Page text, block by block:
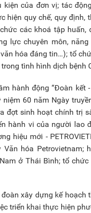
của đơn vị; tác
hiện quy chế, quy định,
các khoá tập
lực chuyên môn,
hóa đáng tin…); tổ
tình hình dịch bệnh
hành động “Đoàn kết
60 năm Ngày
đợt sinh hoạt chính trị
hành vi của người lao
hiệu mới -
hóa Petrovietnam;
ở Thái Bình; tổ
xây dựng kế hoạch
triển khai thực hiện